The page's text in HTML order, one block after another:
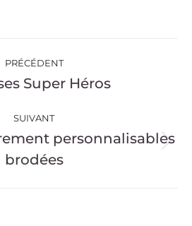
PRÉCÉDENT
Onglet
Super Héros
SUIVANT
Projets
similaires
personnalisables
brodées